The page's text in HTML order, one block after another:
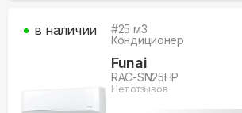
#25 м3
Кондиционер
Funai
RAC-SN25HP
Нет отзывов
в наличии